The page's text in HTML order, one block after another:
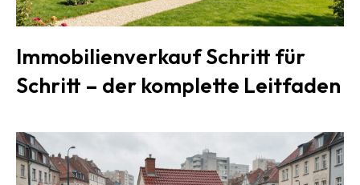
Immobilienverkauf Schritt für
Schritt – der komplette Leitfaden